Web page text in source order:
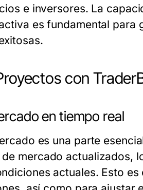
e inversores. La
es fundamental
con
en tiempo real
es una parte
mercado actualizados,
actuales. Esto